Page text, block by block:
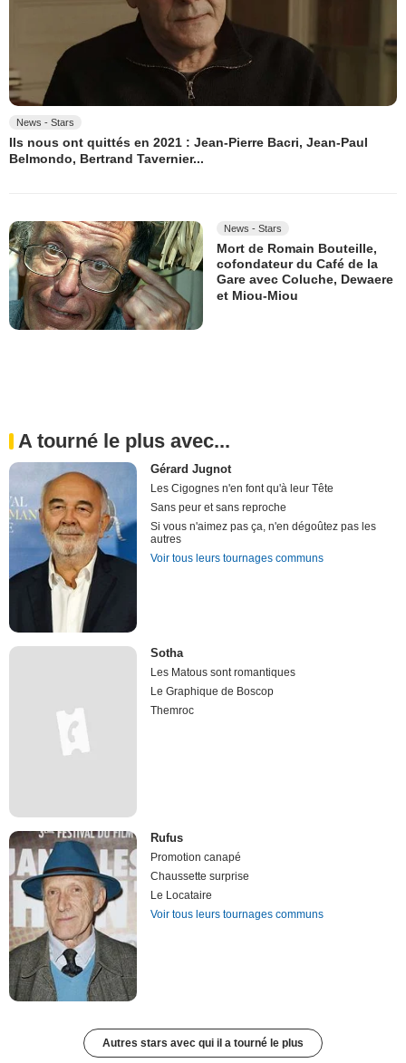
News - Stars
Ils nous ont quittés en 2021 : Jean-Pierre Bacri, Jean-Paul
Belmondo, Bertrand Tavernier...
News - Stars
Mort de Romain Bouteille,
cofondateur du Café de la
Gare avec Coluche, Dewaere
et Miou-Miou
A tourné le plus avec...
Gérard Jugnot
Les Cigognes n'en font qu'à leur Tête
Sans peur et sans reproche
Si vous n'aimez pas ça, n'en dégoûtez pas les
autres
Voir tous leurs tournages communs
Sotha
Les Matous sont romantiques
Le Graphique de Boscop
Themroc
Rufus
Promotion canapé
Chaussette surprise
Le Locataire
Voir tous leurs tournages communs
Autres stars avec qui il a tourné le plus